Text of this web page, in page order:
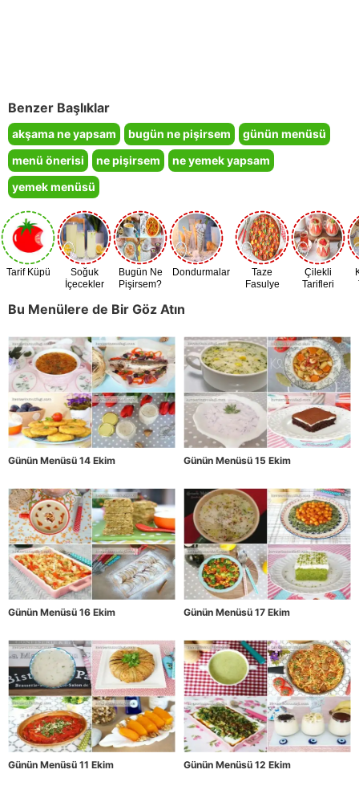
Benzer Başlıklar
akşama ne yapsam bugün ne pişirsem
günün menüsü
menü önerisi
ne pişirsem
ne yemek yapsam
yemek menüsü
Tarif Küpü
Soğuk
İçecekler
Bugün Ne
Pişirsem?
Dondurmalar
Taze
Fasulye
Çilekli
Tarifleri
Bu Menülere de Bir Göz Atın
Günün Menüsü 14 Ekim Günün Menüsü 15 Ekim
Günün Menüsü 16 Ekim Günün Menüsü 17 Ekim
Günün Menüsü 11 Ekim Günün Menüsü 12 Ekim